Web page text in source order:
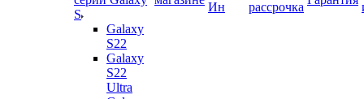
S
Galaxy
S22
Galaxy
S22
Ultra
Ин
рассрочка